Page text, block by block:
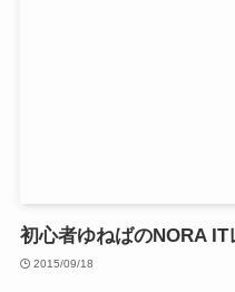
初心者ゆねばのNORA
2015/09/18